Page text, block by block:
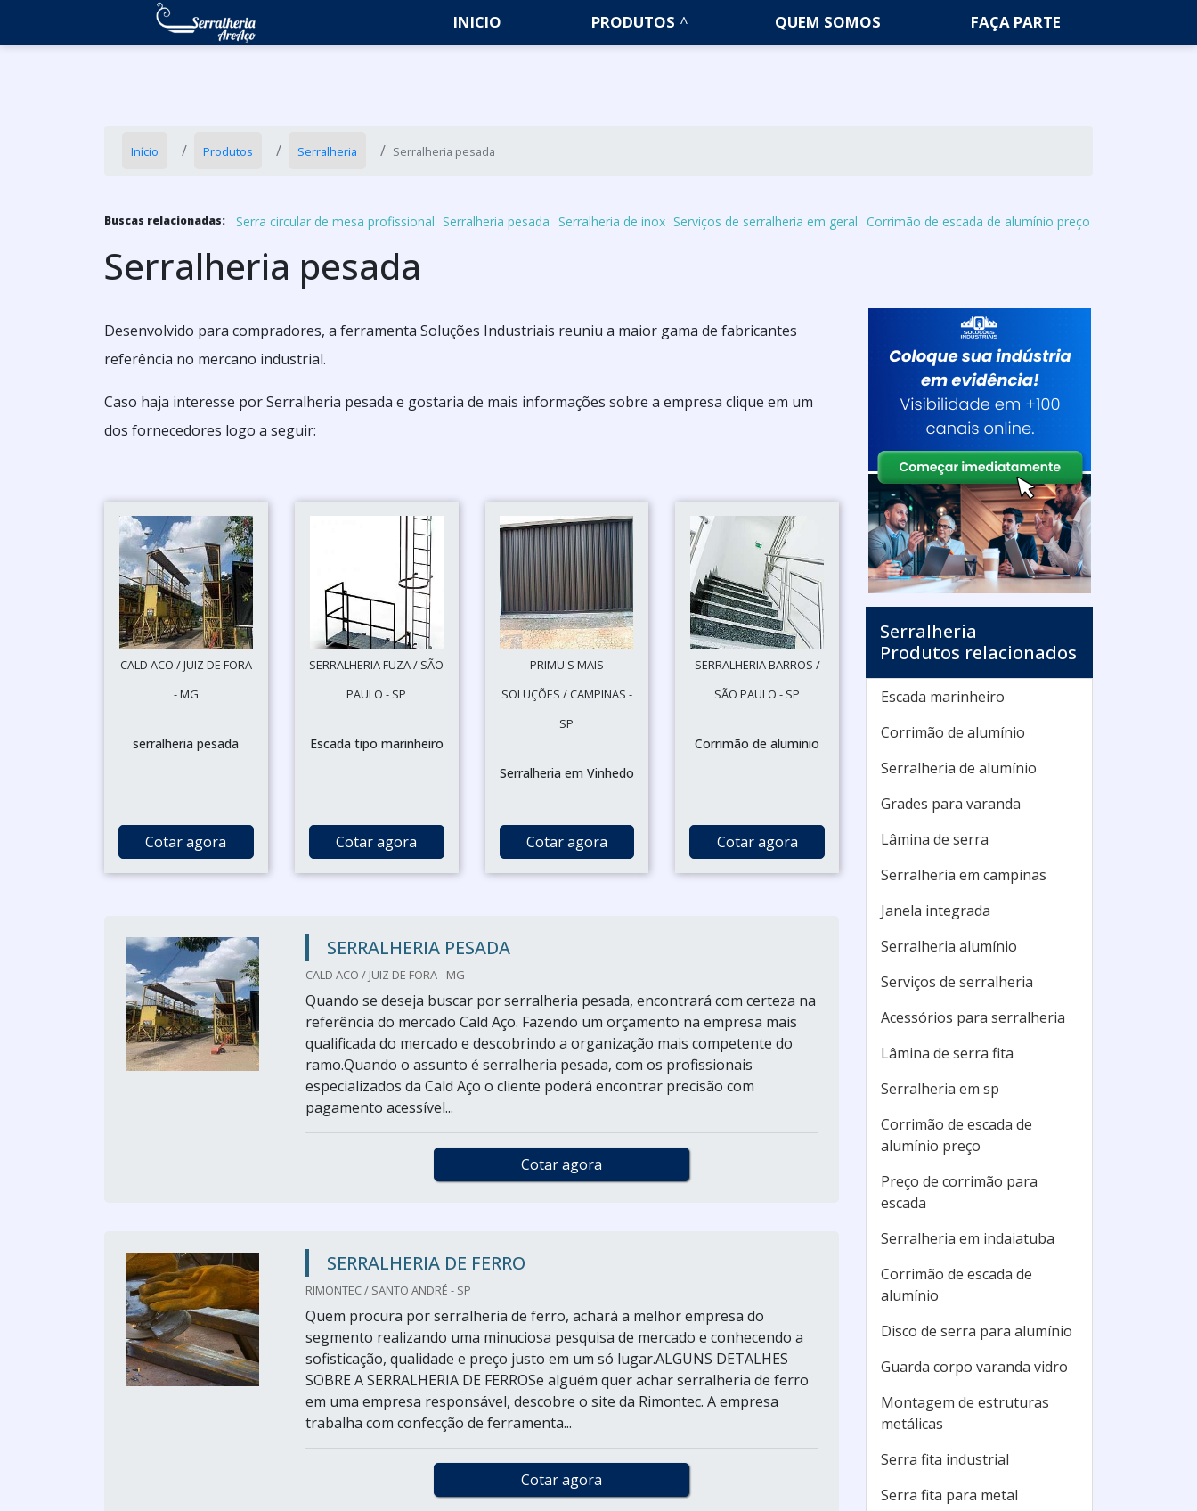
INICIO PRODUTOS QUEM SOMOS FAÇA PARTE
Início Produtos Serralheria Serralheria pesada
Buscas relacionadas: Serra circular de mesa profissional Serralheria pesada Serralheria de inox Serviços de serralheria em geral Corrimão de escada de alumínio preço
Serralheria pesada
Desenvolvido para compradores, a ferramenta Soluções Industriais reuniu a maior gama de fabricantes
referência no mercano industrial.
Caso haja interesse por Serralheria pesada e gostaria de mais informações sobre a empresa clique em um
dos fornecedores logo a seguir:
CALD ACO / JUIZ DE FORA
- MG
serralheria pesada
Cotar agora
SERRALHERIA FUZA / SÃO
PAULO - SP
Escada tipo marinheiro
Cotar agora
PRIMU'S MAIS
SOLUÇÕES / CAMPINAS -
SP
Serralheria em Vinhedo
Cotar agora
SERRALHERIA BARROS /
SÃO PAULO - SP
Corrimão de aluminio
Cotar agora
SERRALHERIA PESADA
CALD ACO / JUIZ DE FORA - MG
Quando se deseja buscar por serralheria pesada, encontrará com certeza na
referência do mercado Cald Aço. Fazendo um orçamento na empresa mais
qualificada do mercado e descobrindo a organização mais competente do
ramo.Quando o assunto é serralheria pesada, com os profissionais
especializados da Cald Aço o cliente poderá encontrar precisão com
pagamento acessível...
Cotar agora
SERRALHERIA DE FERRO
RIMONTEC / SANTO ANDRÉ - SP
Quem procura por serralheria de ferro, achará a melhor empresa do
segmento realizando uma minuciosa pesquisa de mercado e conhecendo a
sofisticação, qualidade e preço justo em um só lugar.ALGUNS DETALHES
SOBRE A SERRALHERIA DE FERROSe alguém quer achar serralheria de ferro
em uma empresa responsável, descobre o site da Rimontec. A empresa
trabalha com confecção de ferramenta...
Cotar agora
Serralheria
Produtos relacionados
Escada marinheiro
Corrimão de alumínio
Serralheria de alumínio
Grades para varanda
Lâmina de serra
Serralheria em campinas
Janela integrada
Serralheria alumínio
Serviços de serralheria
Acessórios para serralheria
Lâmina de serra fita
Serralheria em sp
Corrimão de escada de
alumínio preço
Preço de corrimão para
escada
Serralheria em indaiatuba
Corrimão de escada de
alumínio
Disco de serra para alumínio
Guarda corpo varanda vidro
Montagem de estruturas
metálicas
Serra fita industrial
Serra fita para metal